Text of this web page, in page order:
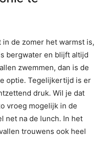
de zomer het warmst is,
bergwater en blijft altijd
zwemmen, dan is de
optie. Tegelijkertijd is er
druk. Wil je dat
vroeg mogelijk in de
net na de lunch. In het
trouwens ook heel